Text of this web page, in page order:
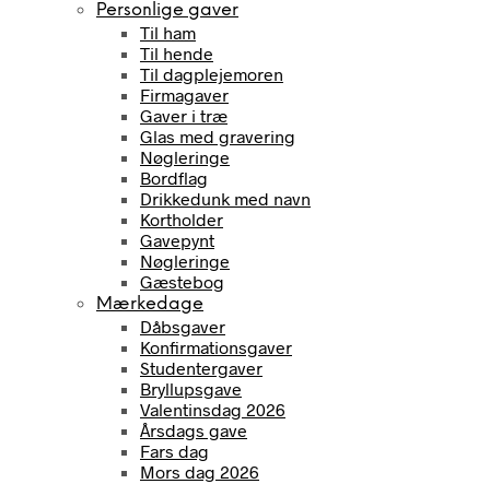
Personlige gaver
Til ham
Til hende
Til dagplejemoren
Firmagaver
Gaver i træ
Glas med gravering
Nøgleringe
Bordflag
Drikkedunk med navn
Kortholder
Gavepynt
Nøgleringe
Gæstebog
Mærkedage
Dåbsgaver
Konfirmationsgaver
Studentergaver
Bryllupsgave
Valentinsdag 2026
Årsdags gave
Fars dag
Mors dag 2026